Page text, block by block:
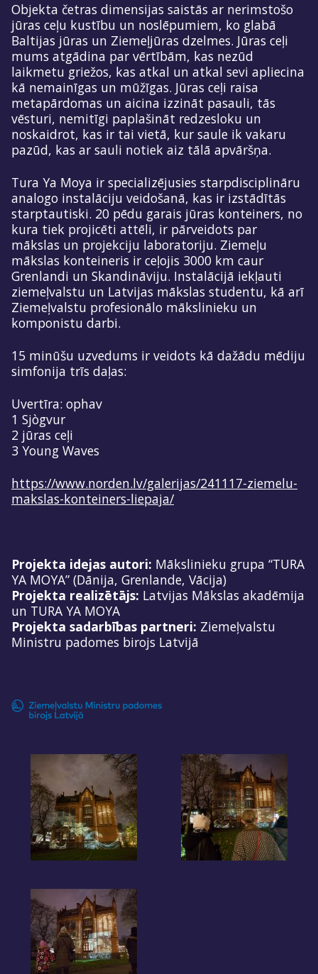
Objekta četras dimensijas saistās ar nerimstošo
jūras ceļu kustību un noslēpumiem, ko glabā
Baltijas jūras un Ziemeļjūras dzelmes. Jūras ceļi
mums atgādina par vērtībām, kas nezūd
laikmetu griežos, kas atkal un atkal sevi apliecina
kā nemainīgas un mūžīgas. Jūras ceļi raisa
metapārdomas un aicina izzināt pasauli, tās
vēsturi, nemitīgi paplašināt redzesloku un
noskaidrot, kas ir tai vietā, kur saule ik vakaru
pazūd, kas ar sauli notiek aiz tālā apvāršņa.
Tura Ya Moya ir specializējusies starpdisciplināru
analogo instalāciju veidošanā, kas ir izstādītās
starptautiski. 20 pēdu garais jūras konteiners, no
kura tiek projicēti attēli, ir pārveidots par
mākslas un projekciju laboratoriju. Ziemeļu
mākslas konteineris ir ceļojis 3000 km caur
Grenlandi un Skandināviju. Instalācijā iekļauti
ziemeļvalstu un Latvijas mākslas studentu, kā arī
Ziemeļvalstu profesionālo mākslinieku un
komponistu darbi.
15 minūšu uzvedums ir veidots kā dažādu mēdiju
simfonija trīs daļas:
Uvertīra: ophav
1 Sjògvur
2 jūras ceļi
3 Young Waves
https://www.norden.lv/galerijas/241117-ziemelu-
makslas-konteiners-liepaja/
Projekta idejas autori: Mākslinieku grupa “TURA
YA MOYA” (Dānija, Grenlande, Vācija)
Projekta realizētājs: Latvijas Mākslas akadēmija
un TURA YA MOYA
Projekta sadarbības partneri: Ziemeļvalstu
Ministru padomes birojs Latvijā